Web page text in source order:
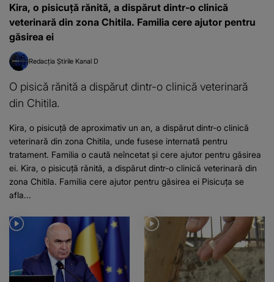
Kira, o pisicuță rănită, a dispărut dintr-o clinică
veterinară din zona Chitila. Familia cere ajutor pentru
găsirea ei
Redacția Știrile Kanal D
O pisică rănită a dispărut dintr-o clinică veterinară
din Chitila.
Kira, o pisicuță de aproximativ un an, a dispărut dintr-o clinică
veterinară din zona Chitila, unde fusese internată pentru
tratament. Familia o caută neîncetat și cere ajutor pentru găsirea
ei. Kira, o pisicuță rănită, a dispărut dintr-o clinică veterinară din
zona Chitila. Familia cere ajutor pentru găsirea ei Pisicuța se
afla...